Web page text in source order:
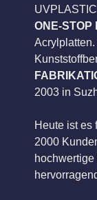
ONE-STOP
2003 in
Heute ist es
2000